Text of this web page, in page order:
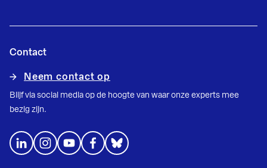
Contact
Neem contact op
Blijf via social media op de hoogte van waar onze experts mee
bezig zijn.